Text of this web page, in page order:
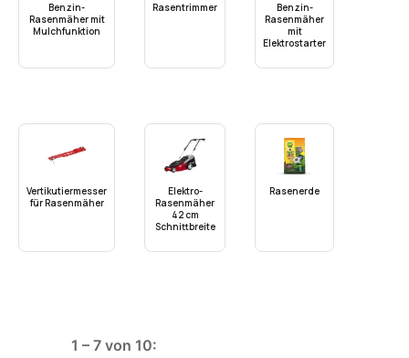
Benzin-
Rasenmäher mit
Mulchfunktion
Rasentrimmer
Benzin-
Rasenmäher
mit
Elektrostarter
Vertikutiermesser
für Rasenmäher
Elektro-
Rasenmäher
42 cm
Schnittbreite
Rasenerde
1 – 7 von 10: